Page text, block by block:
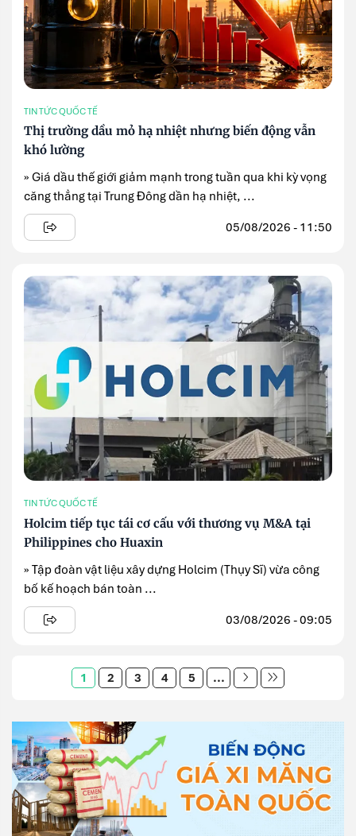
TIN TỨC QUỐC TẾ
Thị trường dầu mỏ hạ nhiệt nhưng biến động vẫn
khó lường
» Giá dầu thế giới giảm mạnh trong tuần qua khi kỳ vọng
căng thẳng tại Trung Đông dần hạ nhiệt, ...
05/08/2026 - 11:50
TIN TỨC QUỐC TẾ
Holcim tiếp tục tái cơ cấu với thương vụ M&A tại
Philippines cho Huaxin
» Tập đoàn vật liệu xây dựng Holcim (Thụy Sĩ) vừa công
bố kế hoạch bán toàn ...
03/08/2026 - 09:05
1 2 3 4 5 ...